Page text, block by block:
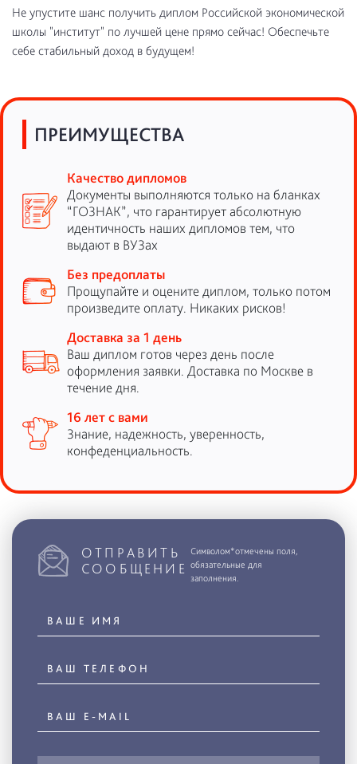
Не упустите шанс получить диплом Российской экономической
школы "институт" по лучшей цене прямо сейчас! Обеспечьте
себе стабильный доход в будущем!
ПРЕИМУЩЕСТВА
Качество дипломов
Документы выполняются только на бланках
“ГОЗНАК”, что гарантирует абсолютную
идентичность наших дипломов тем, что
выдают в ВУЗах
Без предоплаты
Прощупайте и оцените диплом, только потом
произведите оплату. Никаких рисков!
Доставка за 1 день
Ваш диплом готов через день после
оформления заявки. Доставка по Москве в
течение дня.
16 лет с вами
Знание, надежность, уверенность,
конфеденциальность.
ОТПРАВИТЬ
СООБЩЕНИЕ
Символом*отмечены поля,
обязательные для
заполнения.